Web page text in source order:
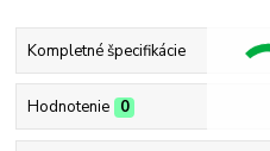
Kompletné špecifikácie
Hodnotenie 0